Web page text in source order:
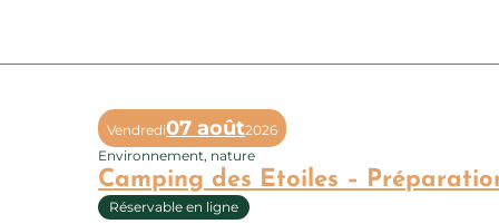
Camping des Etoiles –
Réservable en ligne
Vendredi07 août2026
Environnement, nature